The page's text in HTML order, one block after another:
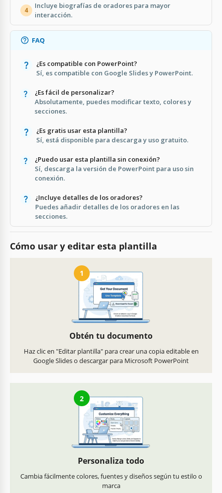
4
Incluye biografías de oradores para mayor
interacción.
FAQ
¿Es compatible con PowerPoint?
Sí, es compatible con Google Slides y PowerPoint.
¿Es fácil de personalizar?
Absolutamente, puedes modificar texto, colores y
secciones.
¿Es gratis usar esta plantilla?
Sí, está disponible para descarga y uso gratuito.
¿Puedo usar esta plantilla sin conexión?
Sí, descarga la versión de PowerPoint para uso sin
conexión.
¿Incluye detalles de los oradores?
Puedes añadir detalles de los oradores en las
secciones.
Cómo usar y editar esta plantilla
1
Obtén tu documento
Haz clic en "Editar plantilla" para crear una copia editable en
Google Slides o descargar para Microsoft PowerPoint
2
Personaliza todo
Cambia fácilmente colores, fuentes y diseños según tu estilo o
marca